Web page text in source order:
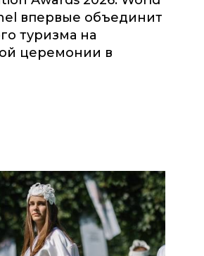
впервые объединит
туризма на
церемонии в